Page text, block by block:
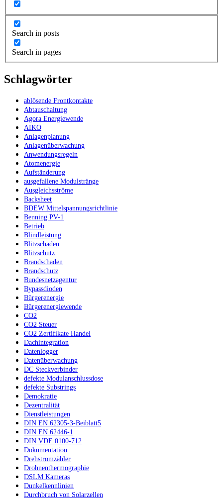
Search in posts
Search in pages
Schlagwörter
ablösende Frontkontakte
Abtauschaltung
Agora Energiewende
AIKO
Anlagenplanung
Anlagenüberwachung
Anwendungsregeln
Atomenergie
Aufständerung
ausgefallene Modulstränge
Ausgleichsströme
Backsheet
BDEW Mittelspannungsrichtlinie
Benning PV-1
Betrieb
Blindleistung
Blitzschaden
Blitzschutz
Brandschaden
Brandschutz
Bundesnetzagentur
Bypassdioden
Bürgerenergie
Bürgerenergiewende
CO2
CO2 Steuer
CO2 Zertifikate Handel
Dachintegration
Datenlogger
Datenüberwachung
DC Steckverbinder
defekte Modulanschlussdose
defekte Substrings
Demokratie
Dezentralität
Dienstleistungen
DIN EN 62305-3-Beiblatt5
DIN EN 62446-1
DIN VDE 0100-712
Dokumentation
Drehstromzähler
Drohnenthermographie
DSLM Kameras
Dunkelkennlinien
Durchbruch von Solarzellen